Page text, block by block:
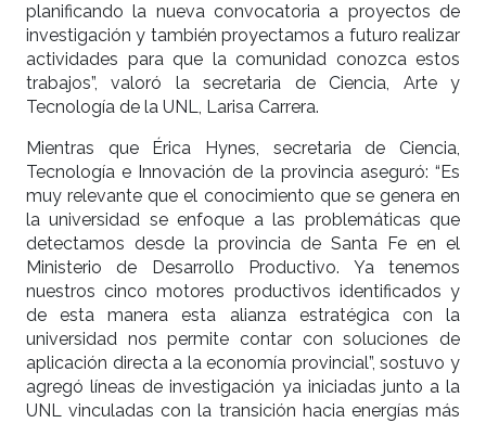
planificando la nueva convocatoria a proyectos de
investigación y también proyectamos a futuro realizar
actividades para que la comunidad conozca estos
trabajos”, valoró la secretaria de Ciencia, Arte y
Tecnología de la UNL, Larisa Carrera.
Mientras que Érica Hynes, secretaria de Ciencia,
Tecnología e Innovación de la provincia aseguró: “Es
muy relevante que el conocimiento que se genera en
la universidad se enfoque a las problemáticas que
detectamos desde la provincia de Santa Fe en el
Ministerio de Desarrollo Productivo. Ya tenemos
nuestros cinco motores productivos identificados y
de esta manera esta alianza estratégica con la
universidad nos permite contar con soluciones de
aplicación directa a la economía provincial”, sostuvo y
agregó líneas de investigación ya iniciadas junto a la
UNL vinculadas con la transición hacia energías más